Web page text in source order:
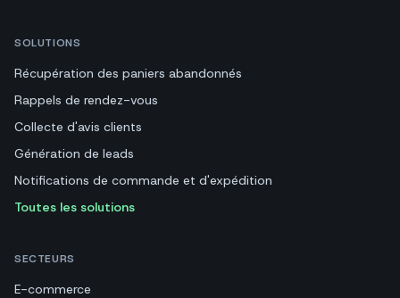
SOLUTIONS
Récupération des paniers abandonnés
Rappels de rendez-vous
Collecte d'avis clients
Génération de leads
Notifications de commande et d'expédition
Toutes les solutions
SECTEURS
E-commerce